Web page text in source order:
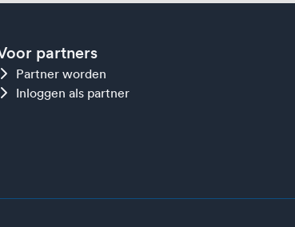
partners
Partner worden
Inloggen als partner